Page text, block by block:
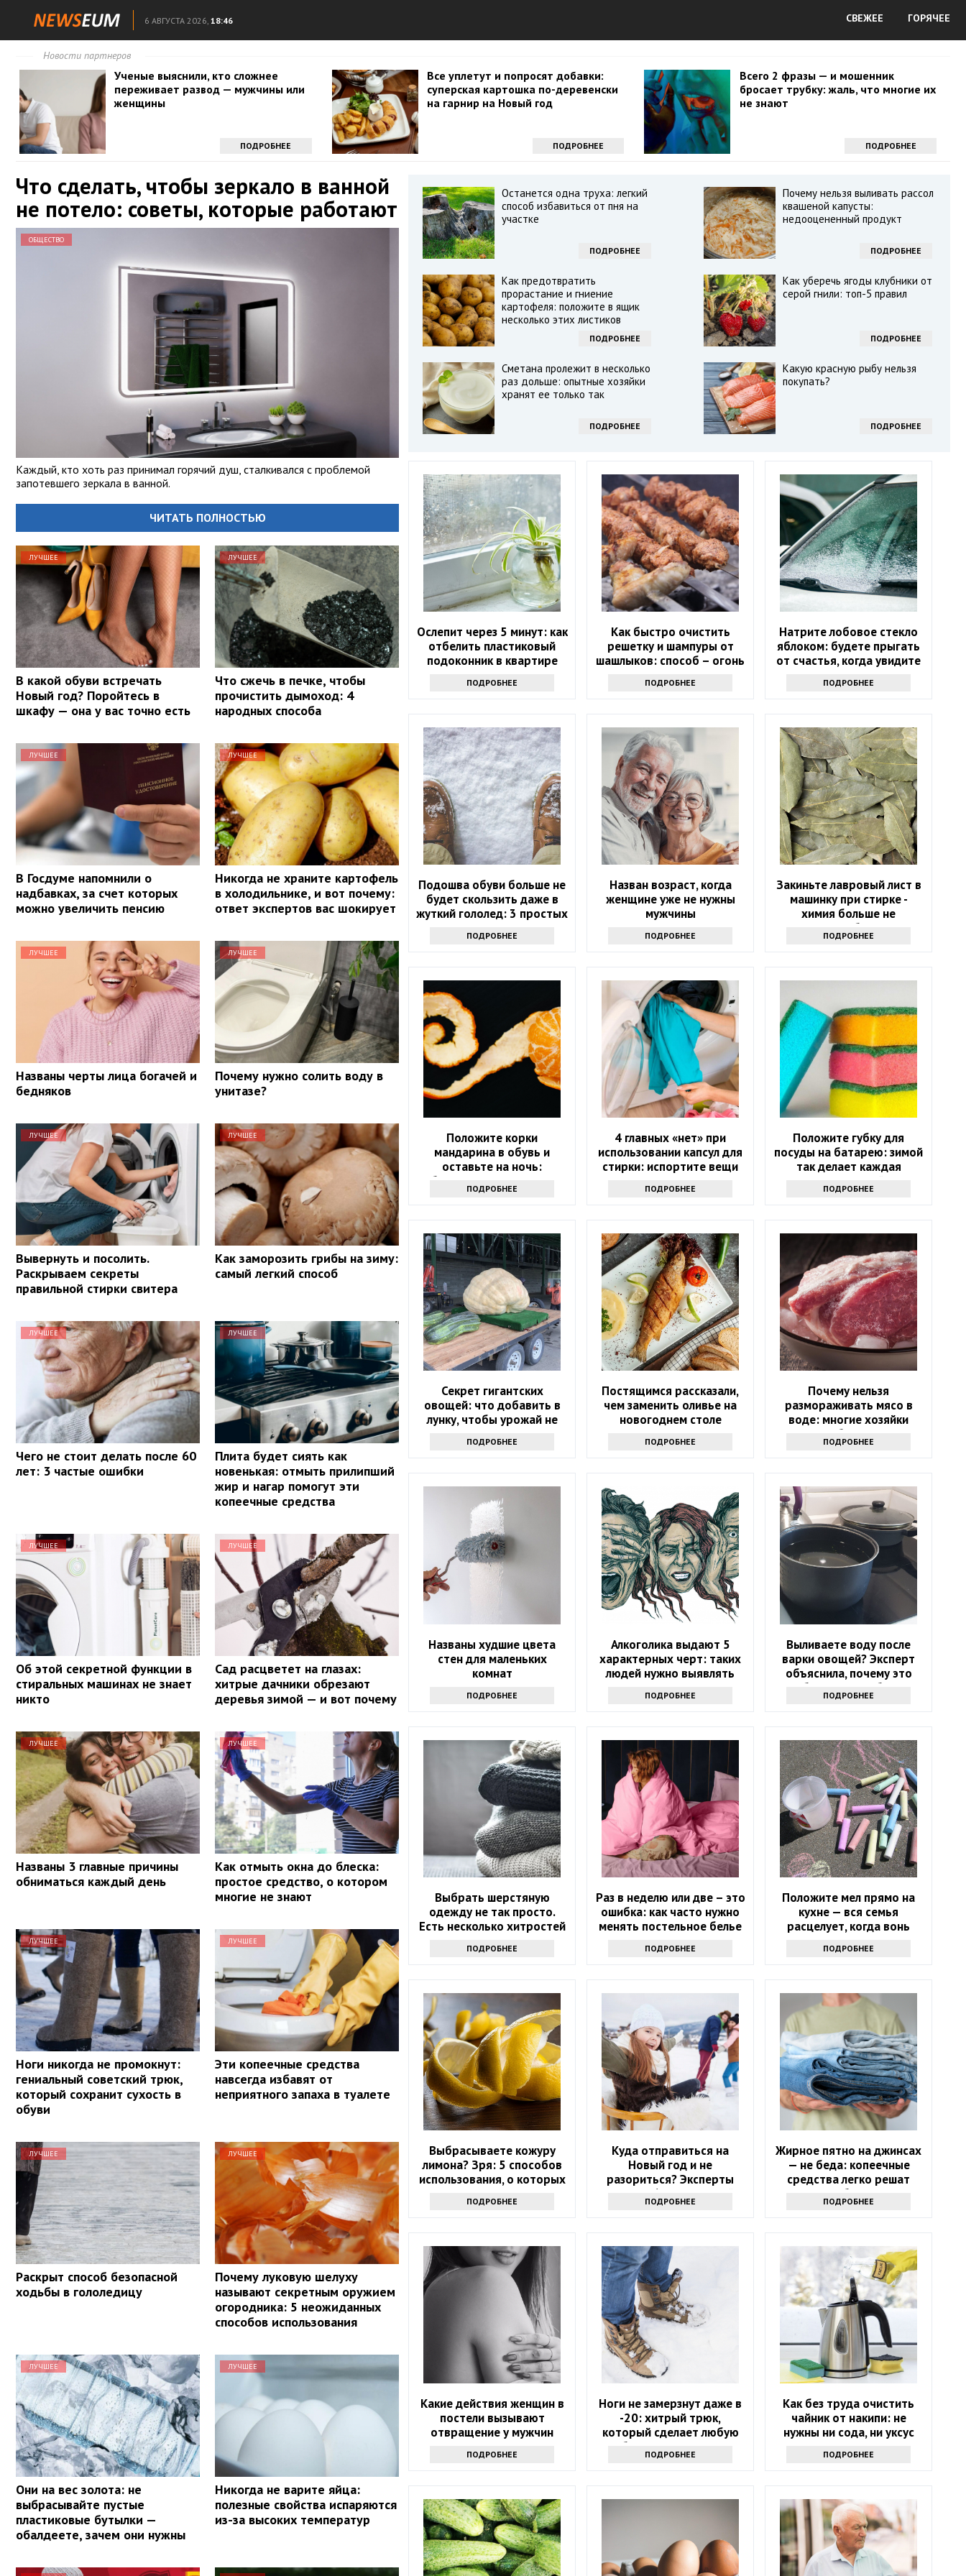
6 АВГУСТА 2026, 18:46 СВЕЖЕЕ ГОРЯЧЕЕ
Новости партнеров
Ученые выяснили, кто сложнее
переживает развод — мужчины или
женщины
ПОДРОБНЕЕ
Все уплетут и попросят добавки:
суперская картошка по-деревенски
на гарнир на Новый год
ПОДРОБНЕЕ
Всего 2 фразы — и мошенник
бросает трубку: жаль, что многие их
не знают
ПОДРОБНЕЕ
Что сделать, чтобы зеркало в ванной
не потело: советы, которые работают
ОБЩЕСТВО
Каждый, кто хоть раз принимал горячий душ, сталкивался с проблемой
запотевшего зеркала в ванной.
ЧИТАТЬ ПОЛНОСТЬЮ
ЛУЧШЕЕ
В какой обуви встречать
Новый год? Поройтесь в
шкафу — она у вас точно есть
ЛУЧШЕЕ
Что сжечь в печке, чтобы
прочистить дымоход: 4
народных способа
ЛУЧШЕЕ
В Госдуме напомнили о
надбавках, за счет которых
можно увеличить пенсию
ЛУЧШЕЕ
Никогда не храните картофель
в холодильнике, и вот почему:
ответ экспертов вас шокирует
ЛУЧШЕЕ
Названы черты лица богачей и
бедняков
ЛУЧШЕЕ
Почему нужно солить воду в
унитазе?
ЛУЧШЕЕ
Вывернуть и посолить.
Раскрываем секреты
правильной стирки свитера
ЛУЧШЕЕ
Как заморозить грибы на зиму:
самый легкий способ
ЛУЧШЕЕ
Чего не стоит делать после 60
лет: 3 частые ошибки
ЛУЧШЕЕ
Плита будет сиять как
новенькая: отмыть прилипший
жир и нагар помогут эти
копеечные средства
ЛУЧШЕЕ
Об этой секретной функции в
стиральных машинах не знает
никто
ЛУЧШЕЕ
Сад расцветет на глазах:
хитрые дачники обрезают
деревья зимой — и вот почему
ЛУЧШЕЕ
Названы 3 главные причины
обниматься каждый день
ЛУЧШЕЕ
Как отмыть окна до блеска:
простое средство, о котором
многие не знают
ЛУЧШЕЕ
Ноги никогда не промокнут:
гениальный советский трюк,
который сохранит сухость в
обуви
ЛУЧШЕЕ
Эти копеечные средства
навсегда избавят от
неприятного запаха в туалете
ЛУЧШЕЕ
Раскрыт способ безопасной
ходьбы в гололедицу
ЛУЧШЕЕ
Почему луковую шелуху
называют секретным оружием
огородника: 5 неожиданных
способов использования
ЛУЧШЕЕ
Они на вес золота: не
выбрасывайте пустые
пластиковые бутылки —
обалдеете, зачем они нужны
ЛУЧШЕЕ
Никогда не варите яйца:
полезные свойства испаряются
из-за высоких температур
Останется одна труха: легкий
способ избавиться от пня на
участке
ПОДРОБНЕЕ
Почему нельзя выливать рассол
квашеной капусты:
недооцененный продукт
ПОДРОБНЕЕ
Как предотвратить
прорастание и гниение
картофеля: положите в ящик
несколько этих листиков
ПОДРОБНЕЕ
Как уберечь ягоды клубники от
серой гнили: топ-5 правил
ПОДРОБНЕЕ
Сметана пролежит в несколько
раз дольше: опытные хозяйки
хранят ее только так
ПОДРОБНЕЕ
Какую красную рыбу нельзя
покупать?
ПОДРОБНЕЕ
Ослепит через 5 минут: как
отбелить пластиковый
подоконник в квартире
ПОДРОБНЕЕ
Как быстро очистить
решетку и шампуры от
шашлыков: способ – огонь
ПОДРОБНЕЕ
Натрите лобовое стекло
яблоком: будете прыгать
от счастья, когда увидите
ПОДРОБНЕЕ
Подошва обуви больше не
будет скользить даже в
жуткий гололед: 3 простых
ПОДРОБНЕЕ
Назван возраст, когда
женщине уже не нужны
мужчины
ПОДРОБНЕЕ
Закиньте лавровый лист в
машинку при стирке -
химия больше не
понадобится
ПОДРОБНЕЕ
Положите корки
мандарина в обувь и
оставьте на ночь:
обалдеете, какую пользу
это принесет
ПОДРОБНЕЕ
4 главных «нет» при
использовании капсул для
стирки: испортите вещи
ПОДРОБНЕЕ
Положите губку для
посуды на батарею: зимой
так делает каждая
опытная хозяйка
ПОДРОБНЕЕ
Секрет гигантских
овощей: что добавить в
лунку, чтобы урожай не
ПОДРОБНЕЕ
Постящимся рассказали,
чем заменить оливье на
новогоднем столе
ПОДРОБНЕЕ
Почему нельзя
размораживать мясо в
воде: многие хозяйки
впервые об этом слышат
ПОДРОБНЕЕ
Названы худшие цвета
стен для маленьких
комнат
ПОДРОБНЕЕ
Алкоголика выдают 5
характерных черт: таких
людей нужно выявлять
ПОДРОБНЕЕ
Выливаете воду после
варки овощей? Эксперт
объяснила, почему это
большая ошибка
ПОДРОБНЕЕ
Выбрать шерстяную
одежду не так просто.
Есть несколько хитростей
ПОДРОБНЕЕ
Раз в неделю или две – это
ошибка: как часто нужно
менять постельное белье
ПОДРОБНЕЕ
Положите мел прямо на
кухне — вся семья
расцелует, когда вонь
ПОДРОБНЕЕ
Выбрасываете кожуру
лимона? Зря: 5 способов
использования, о которых
ПОДРОБНЕЕ
Куда отправиться на
Новый год и не
разориться? Эксперты
назвали 6 направлений
ПОДРОБНЕЕ
Жирное пятно на джинсах
— не беда: копеечные
средства легко решат
проблему
ПОДРОБНЕЕ
Какие действия женщин в
постели вызывают
отвращение у мужчин
ПОДРОБНЕЕ
Ноги не замерзнут даже в
-20: хитрый трюк,
который сделает любую
обувь в разы теплее
ПОДРОБНЕЕ
Как без труда очистить
чайник от накипи: не
нужны ни сода, ни уксус
ПОДРОБНЕЕ